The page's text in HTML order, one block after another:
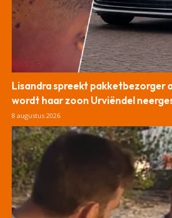
Lisandra spreekt pakketbezorger
wordt haar zoon Urviëndel
8 augustus 2026